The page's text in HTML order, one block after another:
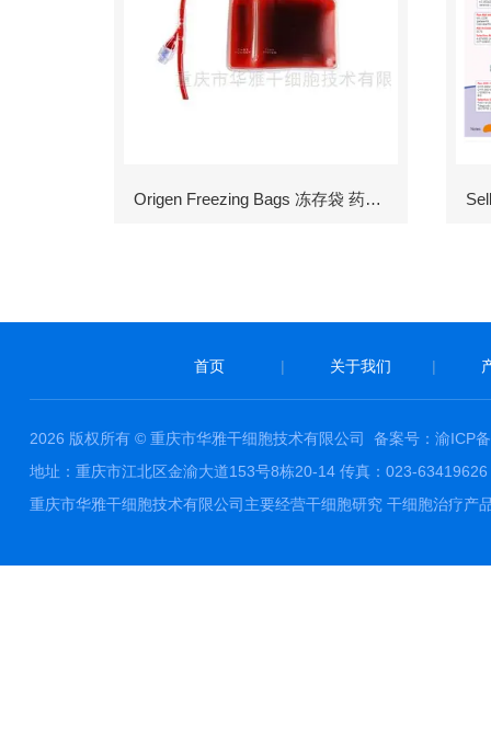
Origen Freezing Bags 冻存袋 药包材
首页 | 关于我们 |
2026 版权所有 © 重庆市华雅干细胞技术有限公司 备案号：渝ICP
地址：重庆市江北区金渝大道153号8栋20-14 传真：023-
重庆市华雅干细胞技术有限公司主要经营干细胞研究 干细胞治疗产